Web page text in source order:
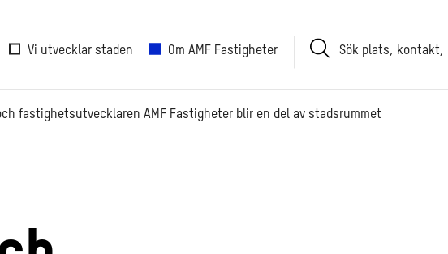
Vi utvecklar staden Om AMF Fastigheter
Sök
plats,
kontakt,
fastighetsutvecklaren AMF Fastigheter blir en del av stadsrummet